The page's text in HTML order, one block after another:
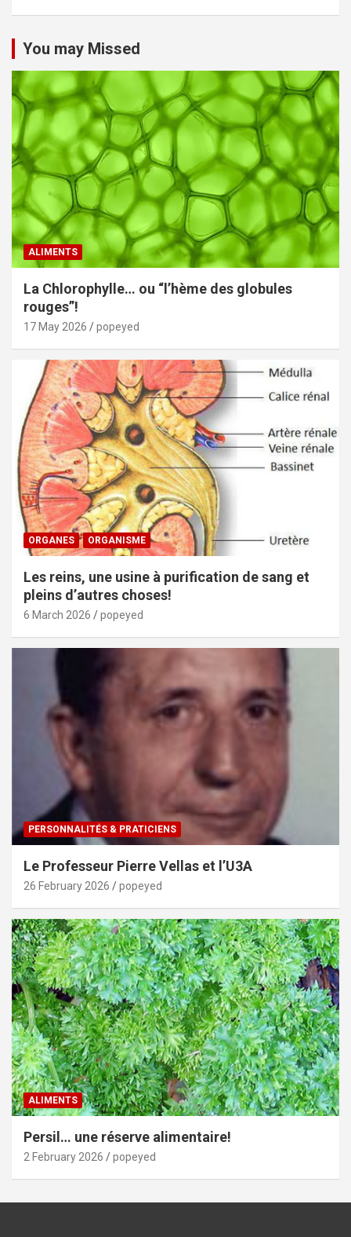
You may Missed
ALIMENTS
La Chlorophylle… ou “l’hème des globules
rouges”!
17 May 2026 popeyed
ORGANES ORGANISME
Les reins, une usine à purification de sang et
pleins d’autres choses!
6 March 2026 popeyed
PERSONNALITÉS & PRATICIENS
Le Professeur Pierre Vellas et l’U3A
26 February 2026 popeyed
ALIMENTS
Persil… une réserve alimentaire!
2 February 2026 popeyed